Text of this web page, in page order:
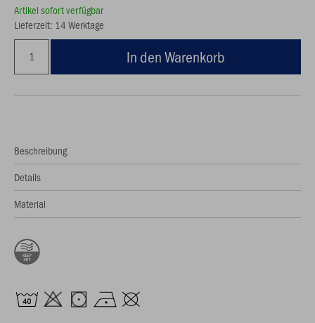
Artikel sofort verfügbar
Lieferzeit: 14 Werktage
In den Warenkorb
Beschreibung
Details
Material